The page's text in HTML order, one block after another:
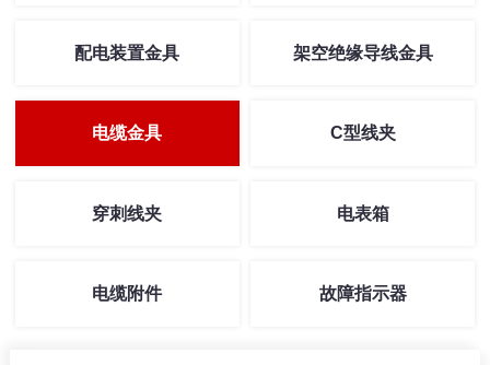
配电装置金具 架空绝缘导线金具
电缆金具 C型线夹
穿刺线夹 电表箱
电缆附件 故障指示器